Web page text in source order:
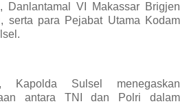
Danlantamal VI Makassar Brigjen
serta para Pejabat Utama Kodam
Kapolda Sulsel menegaskan
antara TNI dan Polri dalam